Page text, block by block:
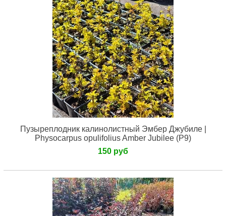
Пузыреплодник калинолистный Эмбер Джубиле |
Physocarpus opulifolius Amber Jubilee (Р9)
150 руб